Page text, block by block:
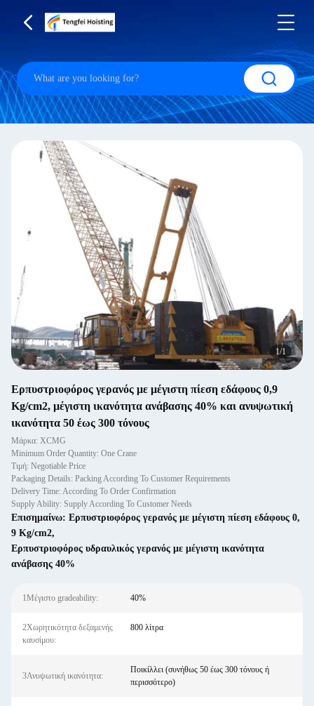
1/1
Ερπυστριοφόρος γερανός με μέγιστη πίεση εδάφους 0,9
Kg/cm2, μέγιστη ικανότητα ανάβασης 40% και ανυψωτική
ικανότητα 50 έως 300 τόνους
Μάρκα: XCMG
Minimum Order Quantity: One Crane
Τιμή: Negotiable Price
Packaging Details: Packing According To Customer Requirements
Delivery Time: According To Order Confirmation
Supply Ability: Supply According To Customer Needs
Επισημαίνω: Ερπυστριοφόρος γερανός με μέγιστη πίεση εδάφους 0,
9 Kg/cm2,
Ερπυστριοφόρος υδραυλικός γερανός με μέγιστη ικανότητα
ανάβασης 40%
1Μέγιστο gradeability: 40%
2Χωρητικότητα δεξαμενής
καυσίμου:
800 λίτρα
3Ανυψωτική ικανότητα:
Ποικίλλει (συνήθως 50 έως 300 τόνους ή
περισσότερο)